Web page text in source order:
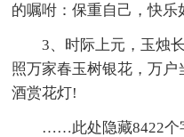
的嘱咐：保重自己，快乐
3、时际上元，玉烛
照万家春玉树银花，万
酒赏花灯!
……此处隐藏8422